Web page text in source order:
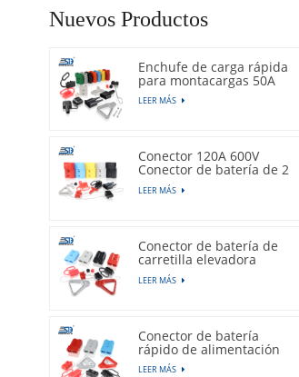
Nuevos Productos
Enchufe de carga rápida
para montacargas 50A
600V
LEER MÁS
Conector 120A 600V
Conector de batería de 2
pines
LEER MÁS
Conector de batería de
carretilla elevadora
175A 600V
LEER MÁS
Conector de batería
rápido de alimentación
350A 600V
LEER MÁS